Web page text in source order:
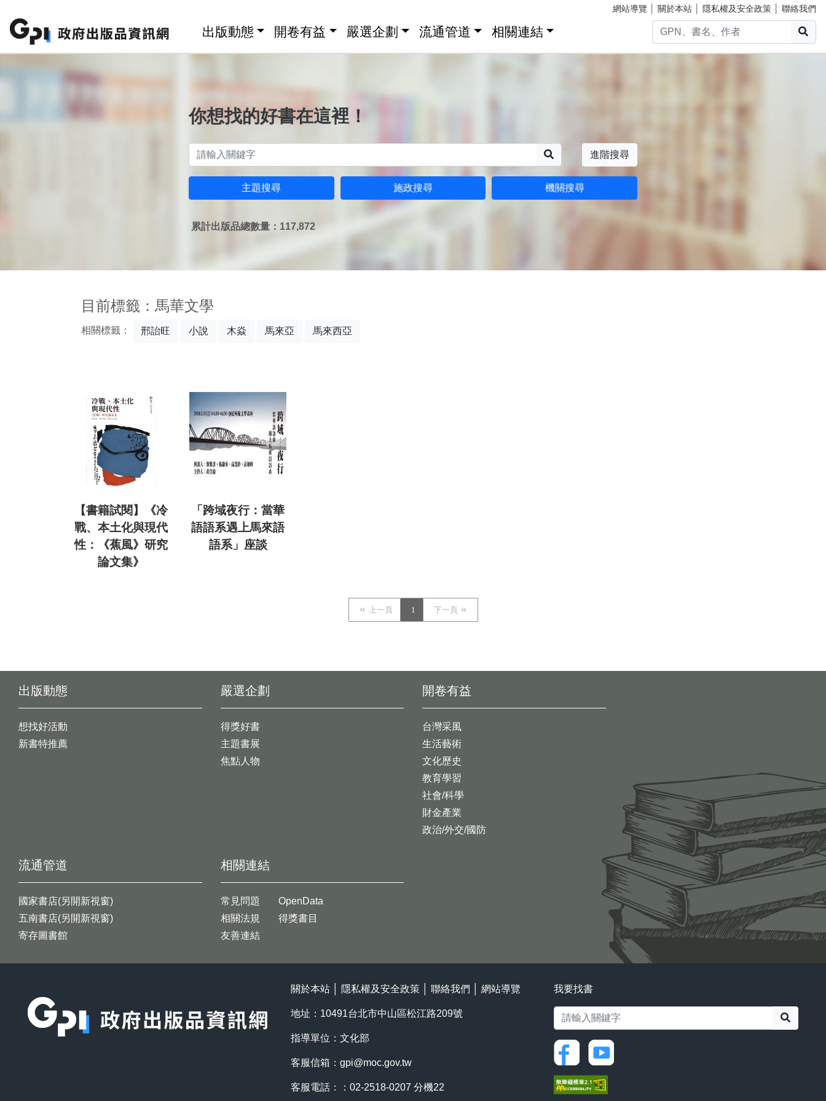
網站導覽 關於本站 隱私權及安全政策 聯絡我們
出版動態 開卷有益 嚴選企劃 流通管道 相關連結
你想找的好書在這裡！
進階搜尋
主題搜尋 施政搜尋 機關搜尋
累計出版品總數量：117,872
目前標籤：馬華文學
相關標籤： 邢詒旺 小說 木焱 馬來亞 馬來西亞
【書籍試閱】《冷
戰、本土化與現代
性：《蕉風》研究
論文集》
「跨域夜行：當華
語語系遇上馬來語
語系」座談
上一頁 1 下一頁
出版動態
想找好活動
新書特推薦
開卷有益
台灣采風
生活藝術
文化歷史
教育學習
社會/科學
財金產業
政治/外交/國防
嚴選企劃
得獎好書
主題書展
焦點人物
流通管道
國家書店(另開新視窗)
五南書店(另開新視窗)
寄存圖書館
相關連結
常見問題
相關法規
友善連結
OpenData
得獎書目
關於本站 隱私權及安全政策 聯絡我們 網站導覽
地址：10491台北市中山區松江路209號
指導單位：文化部
客服信箱： gpi@moc.gov.tw
客服電話：：02-2518-0207 分機22
我要找書